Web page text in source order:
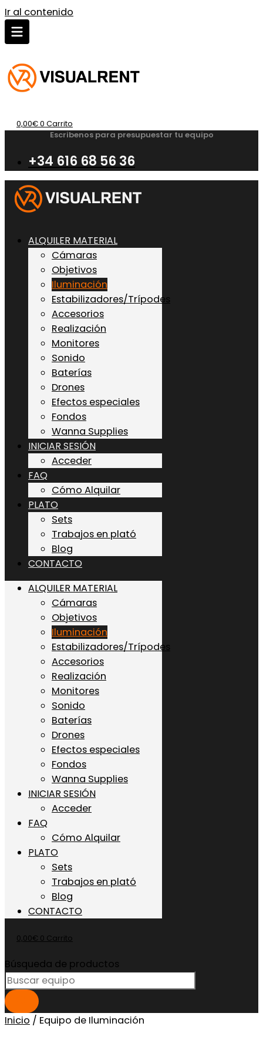
Ir al contenido
0,00€0 Carrito
Escribenos para presupuestar tu equipo
+34 616 68 56 36
ALQUILER MATERIAL
Cámaras
Objetivos
Iluminación
Estabilizadores/Trípodes
Accesorios
Realización
Monitores
Sonido
Baterías
Drones
Efectos especiales
Fondos
Wanna Supplies
INICIAR SESIÓN
Acceder
FAQ
Cómo Alquilar
PLATO
Sets
Trabajos en plató
Blog
CONTACTO
ALQUILER MATERIAL
Cámaras
Objetivos
Iluminación
Estabilizadores/Trípodes
Accesorios
Realización
Monitores
Sonido
Baterías
Drones
Efectos especiales
Fondos
Wanna Supplies
INICIAR SESIÓN
Acceder
FAQ
Cómo Alquilar
PLATO
Sets
Trabajos en plató
Blog
CONTACTO
0,00€ 0 Carrito
Búsqueda de productos
Inicio / Equipo de Iluminación